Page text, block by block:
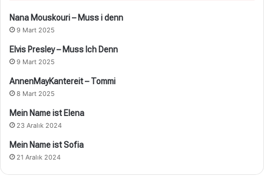
Nana Mouskouri – Muss i denn
9 Mart 2025
Elvis Presley – Muss Ich Denn
9 Mart 2025
AnnenMayKantereit – Tommi
8 Mart 2025
Mein Name ist Elena
23 Aralık 2024
Mein Name ist Sofia
21 Aralık 2024